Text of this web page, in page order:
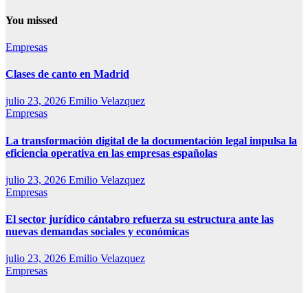
You missed
Empresas
Clases de canto en Madrid
julio 23, 2026 Emilio Velazquez
Empresas
La transformación digital de la documentación legal impulsa la
eficiencia operativa en las empresas españolas
julio 23, 2026 Emilio Velazquez
Empresas
El sector jurídico cántabro refuerza su estructura ante las
nuevas demandas sociales y económicas
julio 23, 2026 Emilio Velazquez
Empresas